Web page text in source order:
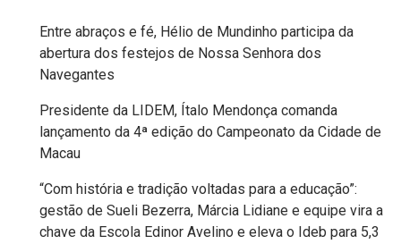
FUTURO
GERAÇÃO
DE
EMPREGO
E
RENDA
Entre abraços e fé, Hélio de Mundinho participa da
abertura dos festejos de Nossa Senhora dos
Navegantes
Presidente da LIDEM, Ítalo Mendonça comanda
lançamento da 4ª edição do Campeonato da Cidade de
Macau
“Com história e tradição voltadas para a educação”:
gestão de Sueli Bezerra, Márcia Lidiane e equipe vira a
chave da Escola Edinor Avelino e eleva o Ideb para 5,3